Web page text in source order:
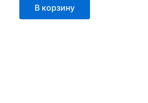
В корзину